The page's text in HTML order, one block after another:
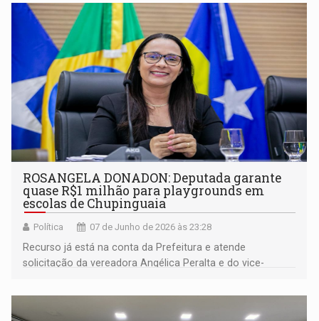
ROSANGELA DONADON: Deputada garante
quase R$1 milhão para playgrounds em
escolas de Chupinguaia
Política 07 de Junho de 2026 às 23:28
Recurso já está na conta da Prefeitura e atende
solicitação da vereadora Angélica Peralta e do vice-